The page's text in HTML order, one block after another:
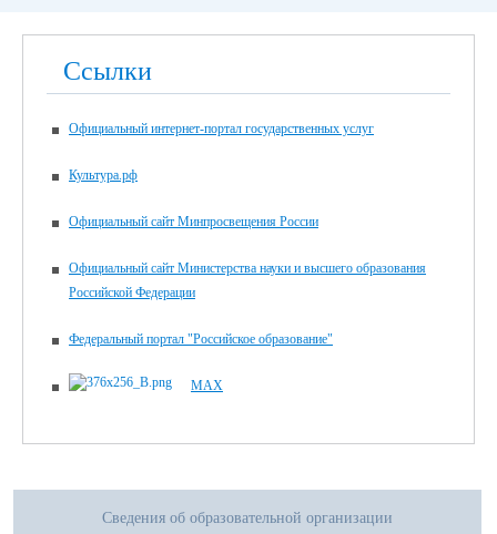
Ссылки
Официальный интернет-портал государственных услуг
Культура.рф
Официальный сайт Минпросвещения России
Официальный сайт Министерства науки и высшего образования
Российской Федерации
Федеральный портал "Российское образование"
MAX
Сведения об образовательной организации